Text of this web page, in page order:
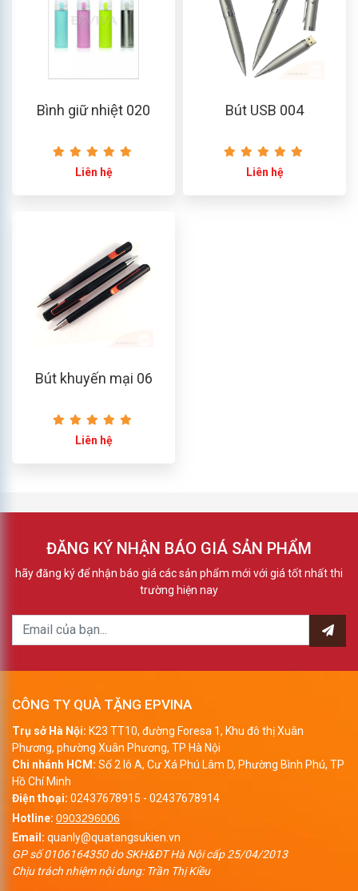
Bình giữ nhiệt 020
Liên hệ
Bút USB 004
Liên hệ
Bút khuyến mại 06
Liên hệ
ĐĂNG KÝ NHẬN BÁO GIÁ SẢN PHẨM
hãy đăng ký để nhận báo giá các sản phẩm mới với giá tốt nhất thi
trường hiện nay
CÔNG TY QUÀ TẶNG EPVINA
Trụ sở Hà Nội: K23 TT10, đường Foresa 1, Khu đô thị Xuân
Phương, phường Xuân Phương, TP Hà Nội
Chi nhánh HCM: Số 2 lô A, Cư Xá Phú Lâm D, Phường Bình Phú, TP
Hồ Chí Minh
Điện thoại: 02437678915 - 02437678914
Hotline: 0903296006
Email: quanly@quatangsukien.vn
GP số 0106164350 do SKH&ĐT Hà Nội cấp 25/04/2013
Chịu trách nhiệm nội dung: Trần Thị Kiều